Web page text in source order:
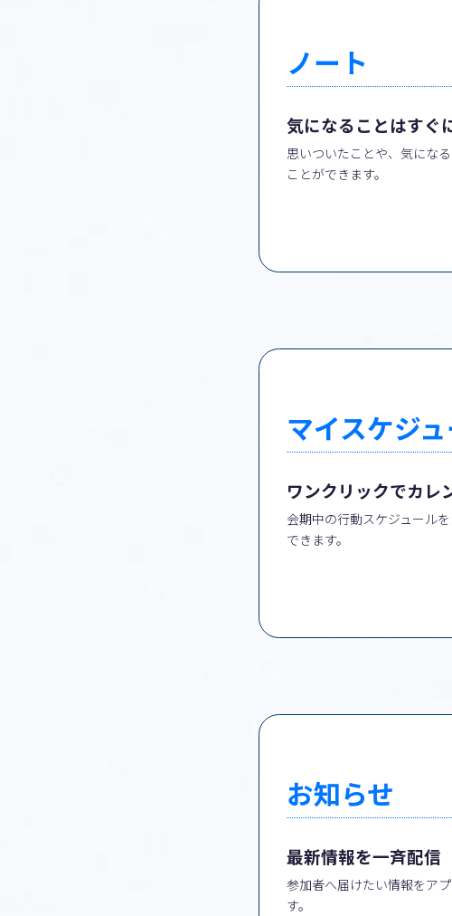
ノート
気になることはすぐ
思いついたことや、気にな
ことができます。
マイスケジ
ワンクリックでカレ
会期中の行動スケジュール
できます。
お知らせ
最新情報を一斉配信
参加者へ届けたい情報をア
す。